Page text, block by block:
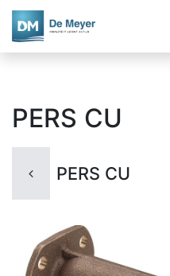
PERS CU
PERS CU